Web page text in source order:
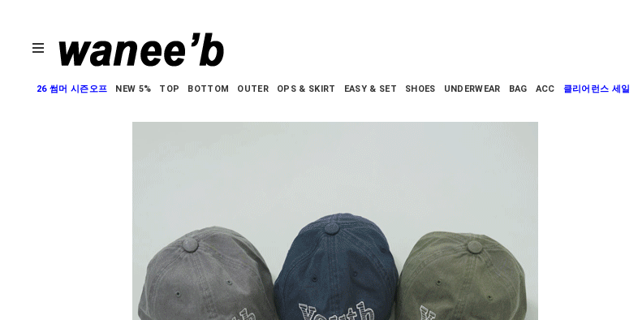
26 썸머 시즌오프 NEW 5% TOP BOTTOM OUTER OPS & SKIRT EASY & SET SHOES UNDERWEAR BAG ACC 클리어런스 세일